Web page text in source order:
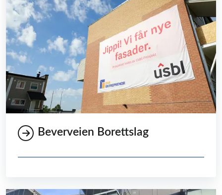
Beverveien Borettslag